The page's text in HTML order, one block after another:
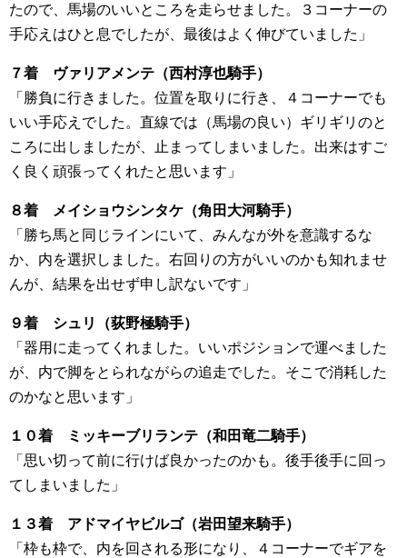
たので、馬場のいいところを走らせました。３コーナーの
手応えはひと息でしたが、最後はよく伸びていました」
７着 ヴァリアメンテ（西村淳也騎手）
「勝負に行きました。位置を取りに行き、４コーナーでも
いい手応えでした。直線では（馬場の良い）ギリギリのと
ころに出しましたが、止まってしまいました。出来はすご
く良く頑張ってくれたと思います」
８着 メイショウシンタケ（角田大河騎手）
「勝ち馬と同じラインにいて、みんなが外を意識するな
か、内を選択しました。右回りの方がいいのかも知れませ
んが、結果を出せず申し訳ないです」
９着 シュリ（荻野極騎手）
「器用に走ってくれました。いいポジションで運べました
が、内で脚をとられながらの追走でした。そこで消耗した
のかなと思います」
１０着 ミッキーブリランテ（和田竜二騎手）
「思い切って前に行けば良かったのかも。後手後手に回っ
てしまいました」
１３着 アドマイヤビルゴ（岩田望来騎手）
「枠も枠で、内を回される形になり、４コーナーでギアを